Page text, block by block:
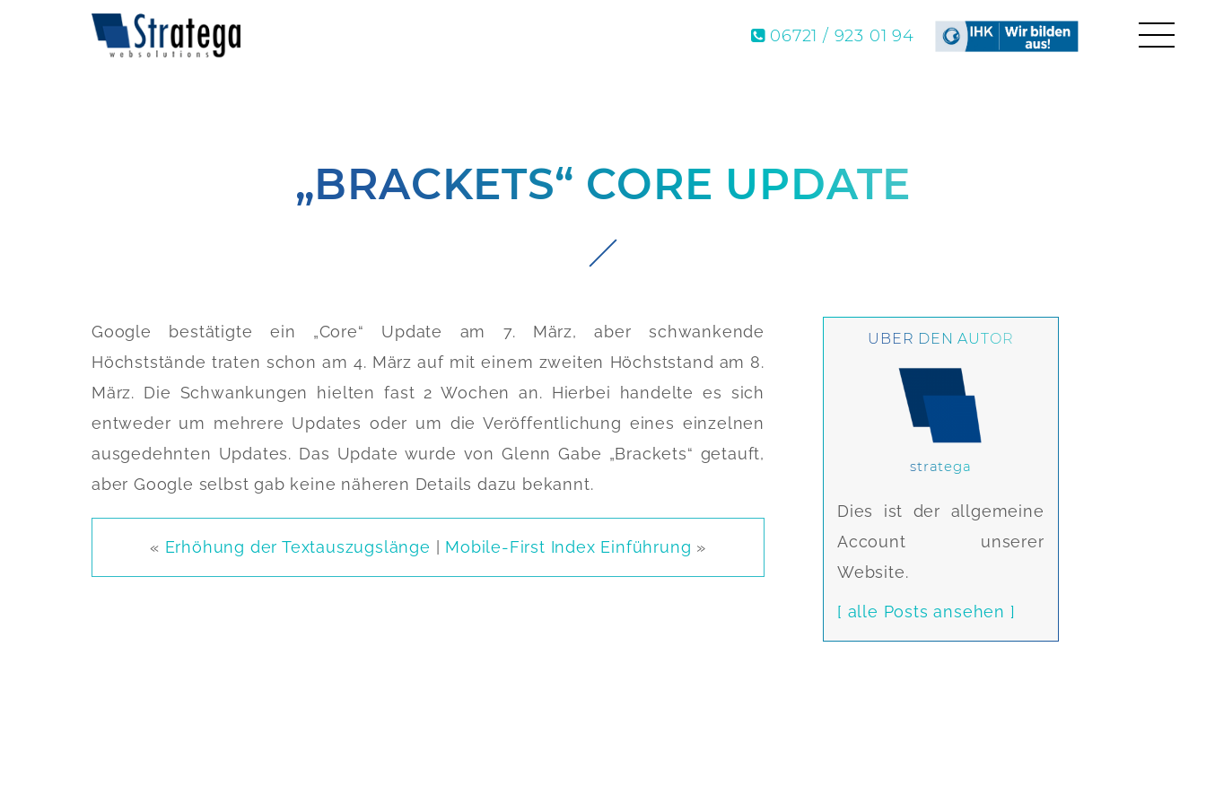
06721 / 923 01 94
„BRACKETS“ CORE UPDATE
Google bestätigte ein „Core“ Update am 7. März, aber schwankende
Höchststände traten schon am 4. März auf mit einem zweiten Höchststand am 8.
März. Die Schwankungen hielten fast 2 Wochen an. Hierbei handelte es sich
entweder um mehrere Updates oder um die Veröffentlichung eines einzelnen
ausgedehnten Updates. Das Update wurde von Glenn Gabe „Brackets“ getauft,
aber Google selbst gab keine näheren Details dazu bekannt.
« Erhöhung der Textauszugslänge Mobile-First Index Einführung »
ÜBER DEN AUTOR
stratega
Dies ist der allgemeine
Account unserer
Website.
[ alle Posts ansehen ]